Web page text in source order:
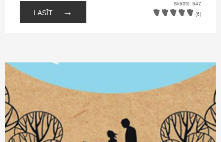
LASĪT →
Skatīts: 547
(6)